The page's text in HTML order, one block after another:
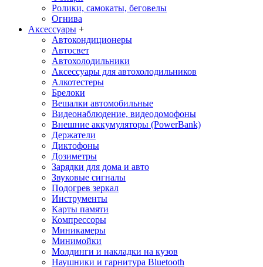
Ролики, самокаты, беговелы
Огнива
Аксессуары +
Автокондиционеры
Aвтосвет
Автохолодильники
Аксессуары для автохолодильников
Алкотестеры
Брелоки
Вешалки автомобильные
Видеонаблюдение, видеодомофоны
Внешние аккумуляторы (PowerBank)
Держатели
Диктофоны
Дозиметры
Зарядки для дома и авто
Звуковые сигналы
Подогрев зеркал
Инструменты
Карты памяти
Компрессоры
Миникамеры
Минимойки
Молдинги и накладки на кузов
Наушники и гарнитура Bluetooth